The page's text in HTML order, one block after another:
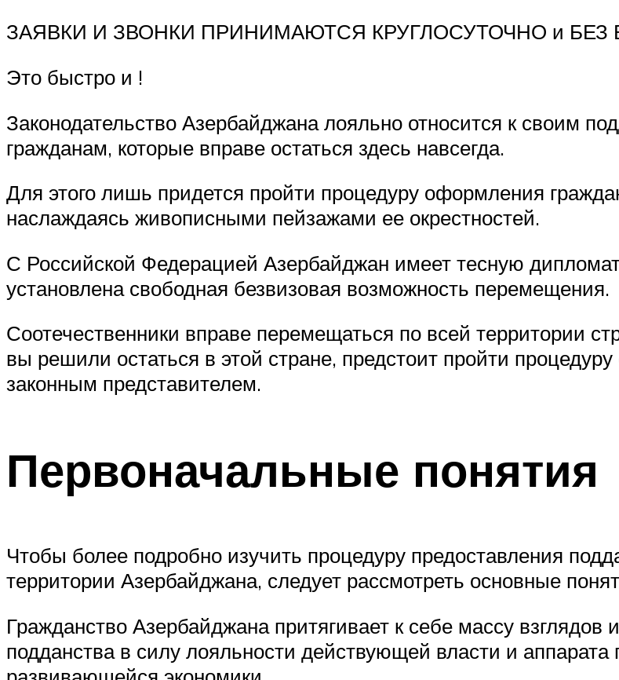
ЗАЯВКИ И ЗВОНКИ ПРИНИМАЮТСЯ КРУГЛОСУТОЧНО и
Это быстро и !
Законодательство Азербайджана лояльно относится к своим
гражданам, которые вправе остаться здесь навсегда.
Для этого лишь придется пройти процедуру оформления
наслаждаясь живописными пейзажами ее окрестностей.
С Российской Федерацией Азербайджан имеет тесную
установлена свободная безвизовая возможность перемещения.
Соотечественники вправе перемещаться по всей территории
вы решили остаться в этой стране, предстоит пройти
законным представителем.
Первоначальные понятия
Чтобы более подробно изучить процедуру предоставления
территории Азербайджана, следует рассмотреть основные
Гражданство Азербайджана притягивает к себе массу
подданства в силу лояльности действующей власти и